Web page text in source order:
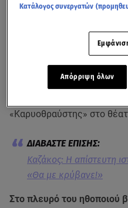
Το βράδυ του Σαββάτου
«Καρυοθραύστης» στο
Καζάκος: Η απίστευτη
«Θα με κρύβανε!»
Στο πλευρό του ηθοποιού
Κατάλογος συνεργατών
Απόρριψη όλων